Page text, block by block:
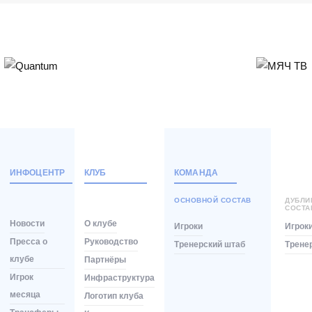
ИНФОЦЕНТР
Новости
Пресса о
клубе
Игрок
месяца
КЛУБ
О клубе
Руководство
Партнёры
Инфраструктура
Логотип клуба
КОМАНДА
ОСНОВНОЙ СОСТАВ
Игроки
Тренерский штаб